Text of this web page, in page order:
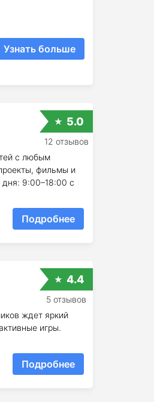
Узнать больше
с любым
фильмы и
дня: 9:00–18:00 с
Подробнее
5.0
12 отзывов
ждет яркий
игры.
Подробнее
4.4
5 отзывов